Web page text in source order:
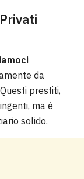
da
prestiti,
ma è
solido.